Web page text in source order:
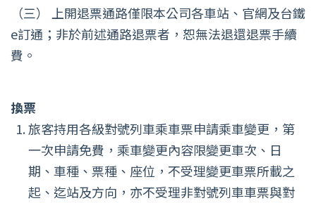
（三） 上開退票通路僅限本公司各車站、官網及台鐵
e訂通；非於前述通路退票者，恕無法退還退票手續
費。
換票
旅客持用各級對號列車乘車票申請乘車變更，第
一次申請免費，乘車變更內容限變更車次、日
期、車種、票種、座位，不受理變更車票所載之
起、迄站及方向，亦不受理非對號列車車票與對